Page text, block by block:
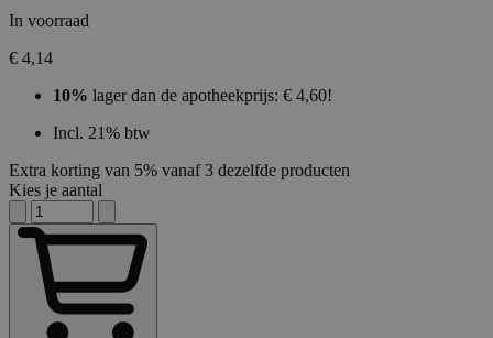
In voorraad
€ 4,14
10% lager dan de apotheekprijs: € 4,60!
Incl. 21% btw
Extra korting van 5% vanaf 3 dezelfde producten
Kies je aantal